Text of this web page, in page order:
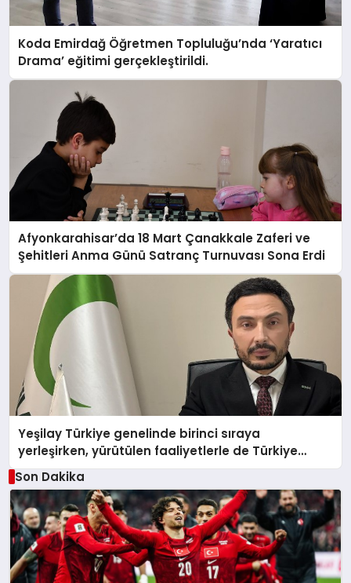
Koda Emirdağ Öğretmen Topluluğu’nda ‘Yaratıcı
Drama’ eğitimi gerçekleştirildi.
Afyonkarahisar’da 18 Mart Çanakkale Zaferi ve
Şehitleri Anma Günü Satranç Turnuvası Sona Erdi
Yeşilay Türkiye genelinde birinci sıraya
yerleşirken, yürütülen faaliyetlerle de Türkiye
üçüncüsü oldu.
Son Dakika